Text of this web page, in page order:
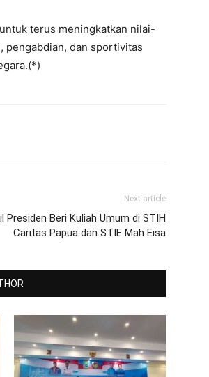
terus meningkatkan nilai-
pengabdian, dan sportivitas
Next article
Presiden Beri Kuliah Umum di STIH
Caritas Papua dan STIE Mah Eisa